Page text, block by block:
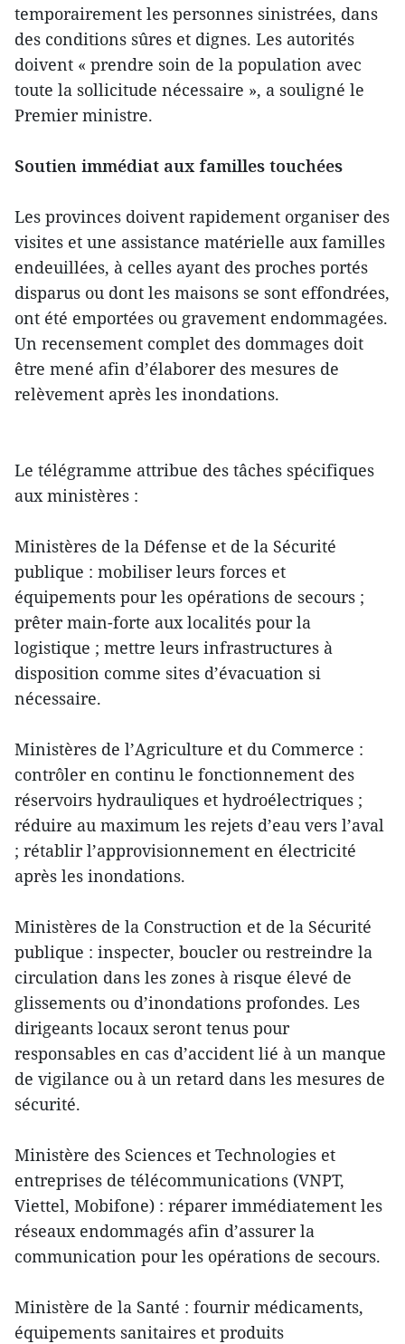
temporairement les personnes sinistrées, dans
des conditions sûres et dignes. Les autorités
doivent « prendre soin de la population avec
toute la sollicitude nécessaire », a souligné le
Premier ministre.
Soutien immédiat aux familles touchées
Les provinces doivent rapidement organiser des
visites et une assistance matérielle aux familles
endeuillées, à celles ayant des proches portés
disparus ou dont les maisons se sont effondrées,
ont été emportées ou gravement endommagées.
Un recensement complet des dommages doit
être mené afin d’élaborer des mesures de
relèvement après les inondations.
Le télégramme attribue des tâches spécifiques
aux ministères :
Ministères de la Défense et de la Sécurité
publique : mobiliser leurs forces et
équipements pour les opérations de secours ;
prêter main-forte aux localités pour la
logistique ; mettre leurs infrastructures à
disposition comme sites d’évacuation si
nécessaire.
Ministères de l’Agriculture et du Commerce :
contrôler en continu le fonctionnement des
réservoirs hydrauliques et hydroélectriques ;
réduire au maximum les rejets d’eau vers l’aval
; rétablir l’approvisionnement en électricité
après les inondations.
Ministères de la Construction et de la Sécurité
publique : inspecter, boucler ou restreindre la
circulation dans les zones à risque élevé de
glissements ou d’inondations profondes. Les
dirigeants locaux seront tenus pour
responsables en cas d’accident lié à un manque
de vigilance ou à un retard dans les mesures de
sécurité.
Ministère des Sciences et Technologies et
entreprises de télécommunications (VNPT,
Viettel, Mobifone) : réparer immédiatement les
réseaux endommagés afin d’assurer la
communication pour les opérations de secours.
Ministère de la Santé : fournir médicaments,
équipements sanitaires et produits